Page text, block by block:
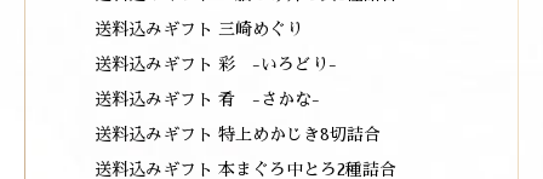
送料込みギフト 三崎めぐり
送料込みギフト 彩 -いろどり-
送料込みギフト 肴 -さかな-
送料込みギフト 特上めかじき8切詰合
送料込みギフト 本まぐろ中とろ2種詰合